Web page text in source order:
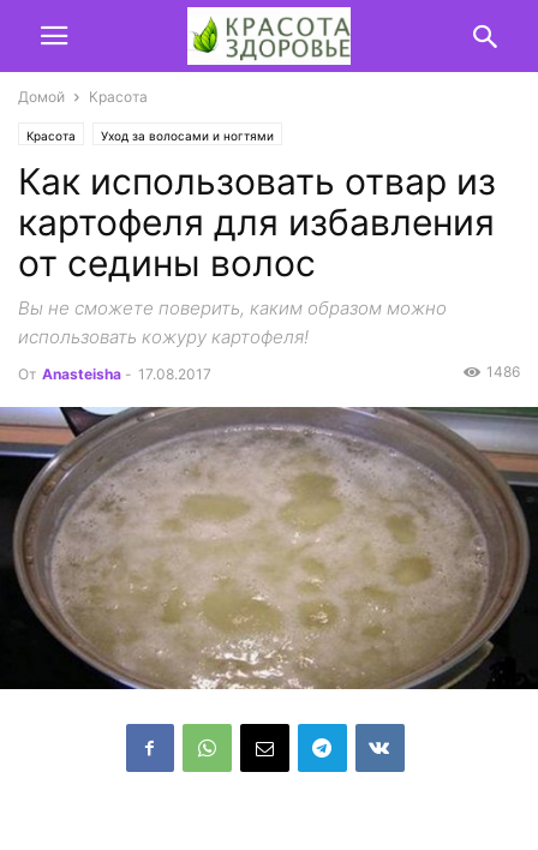
Домой Красота
Красота Уход за волосами и ногтями
Как использовать отвар из
картофеля для избавления
от седины волос
Вы не сможете поверить, каким образом можно
использовать кожуру картофеля!
От Anasteisha - 17.08.2017 1486